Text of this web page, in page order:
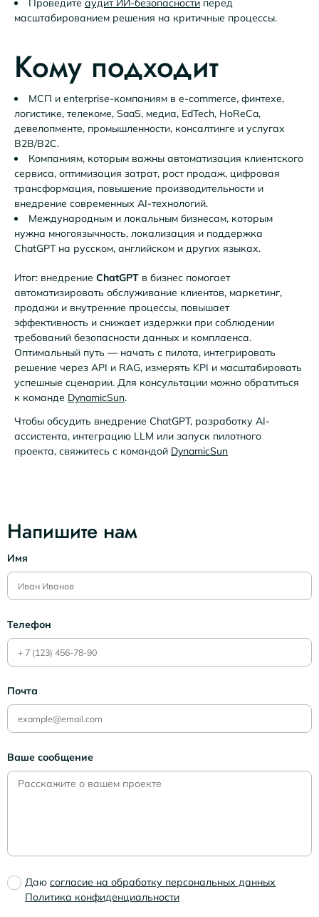
Проведите аудит ИИ-безопасности перед
масштабированием решения на критичные процессы.
Кому подходит
МСП и enterprise-компаниям в e-commerce, финтехе,
логистике, телекоме, SaaS, медиа, EdTech, HoReCa,
девелопменте, промышленности, консалтинге и услугах
B2B/B2C.
Компаниям, которым важны автоматизация клиентского
сервиса, оптимизация затрат, рост продаж, цифровая
трансформация, повышение производительности и
внедрение современных AI-технологий.
Международным и локальным бизнесам, которым
нужна многоязычность, локализация и поддержка
ChatGPT на русском, английском и других языках.
Итог: внедрение ChatGPT в бизнес помогает
автоматизировать обслуживание клиентов, маркетинг,
продажи и внутренние процессы, повышает
эффективность и снижает издержки при соблюдении
требований безопасности данных и комплаенса.
Оптимальный путь — начать с пилота, интегрировать
решение через API и RAG, измерять KPI и масштабировать
успешные сценарии. Для консультации можно обратиться
к команде DynamicSun.
Чтобы обсудить внедрение ChatGPT, разработку AI-
ассистента, интеграцию LLM или запуск пилотного
проекта, свяжитесь с командой DynamicSun
Напишите нам
Имя
Телефон
Почта
Ваше сообщение
Даю согласие на обработку персональных данных
Политика конфиденциальности